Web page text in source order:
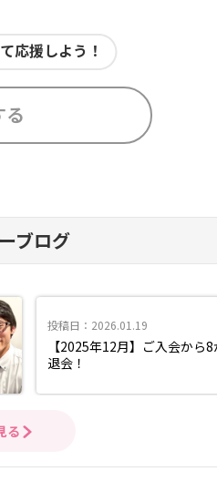
応援しよう！
る
ブログ
投稿日：2026.01.19
【2025年12月】ご入会から
退会！
る